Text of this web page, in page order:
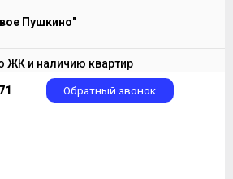
Пушкино"
ЖК и наличию квартир
Обратный звонок